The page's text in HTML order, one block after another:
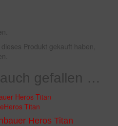
Produkt gekauft haben,
gefallen …
Heros Titan
Heros Titan